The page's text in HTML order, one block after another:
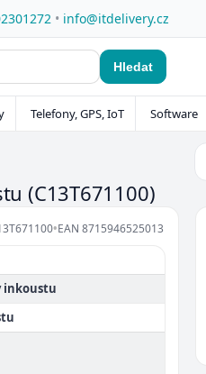
• info@itdelivery.cz
Hledat
Telefony, GPS, IoT Software
(C13T671100)
•EAN 8715946525013
inkoustu